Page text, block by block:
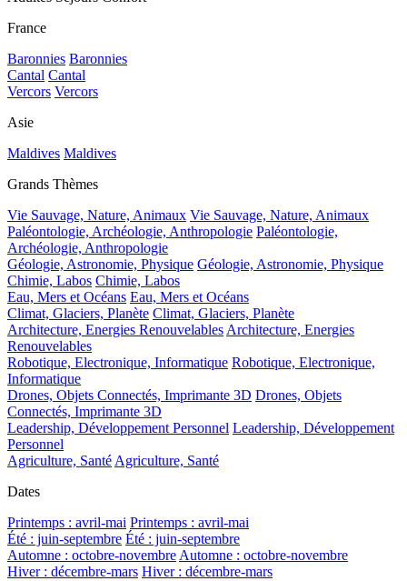
France
Baronnies Baronnies
Cantal Cantal
Vercors Vercors
Asie
Maldives Maldives
Grands Thèmes
Vie Sauvage, Nature, Animaux Vie Sauvage, Nature, Animaux
Paléontologie, Archéologie, Anthropologie Paléontologie,
Archéologie, Anthropologie
Géologie, Astronomie, Physique Géologie, Astronomie, Physique
Chimie, Labos Chimie, Labos
Eau, Mers et Océans Eau, Mers et Océans
Climat, Glaciers, Planète Climat, Glaciers, Planète
Architecture, Energies RenouvelablesArchitecture, Energies
Renouvelables
Robotique, Electronique, Informatique Robotique, Electronique,
Informatique
Drones, Objets Connectés, Imprimante 3D Drones, Objets
Connectés, Imprimante 3D
Leadership, Développement Personnel Leadership, Développement
Personnel
Agriculture, SantéAgriculture, Santé
Dates
Printemps : avril-mai Printemps : avril-mai
Été : juin-septembre Été : juin-septembre
Automne : octobre-novembreAutomne : octobre-novembre
Hiver : décembre-mars Hiver : décembre-mars